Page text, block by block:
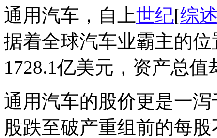
通用汽车，自上世纪[综
据着全球汽车业霸主的
1728.1亿美元，资产总
通用汽车的股价更是一
股跌至破产重组前的每